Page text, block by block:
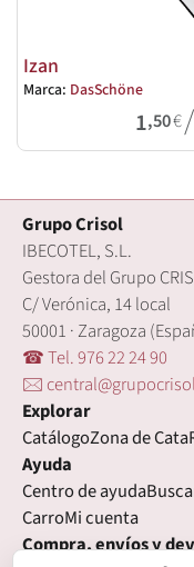
Izan
Marca: DasSchöne
1,50€/
Grupo Crisol
IBECOTEL, S.L.
Gestora del Grupo
C/ Verónica, 14 local
50001 · Zaragoza
☎ Tel. 976 22 24 90
🖂
Explorar
CatálogoZona de Cata
Ayuda
Centro de ayuda
CarroMi cuenta
Compra, envíos y